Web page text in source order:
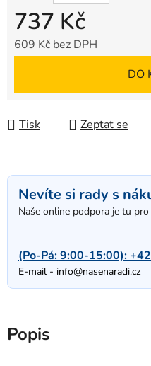
737 Kč
609 Kč bez DPH
DO
Tisk Zeptat se
Nevíte si rady s
Naše online podpora je tu pro
(Po-Pá: 9:00-15:00):
E-mail - info@nasenaradi.cz
Popis